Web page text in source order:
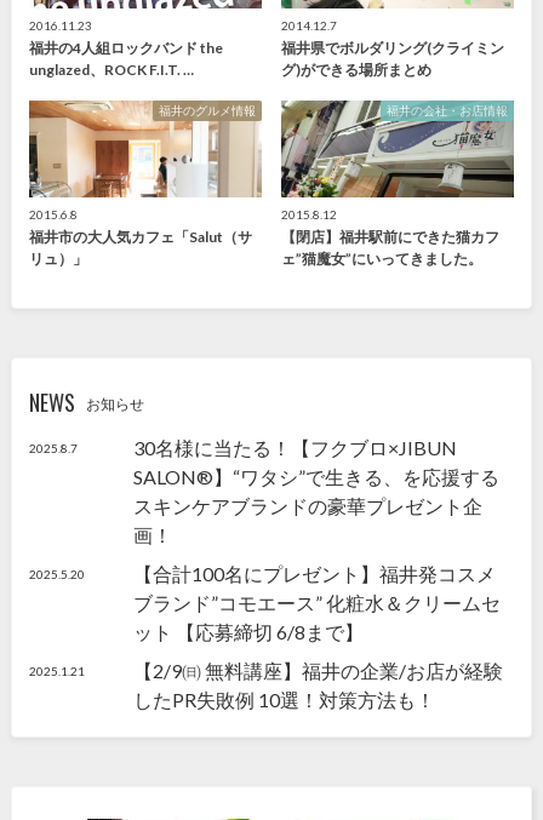
2016.11.23
福井の4人組ロックバンド the
unglazed、ROCK F.I.T. …
2014.12.7
福井県でボルダリング(クライミン
グ)ができる場所まとめ
福井のグルメ情報
2015.6.8
福井市の大人気カフェ「Salut（サ
リュ）」
福井の会社・お店情報
2015.8.12
【閉店】福井駅前にできた猫カフ
ェ”猫魔女”にいってきました。
NEWS お知らせ
2025.8.7
30名様に当たる！【フクブロ×JIBUN
SALON®】“ワタシ”で生きる、を応援する
スキンケアブランドの豪華プレゼント企
画！
2025.5.20
【合計100名にプレゼント】福井発コスメ
ブランド”コモエース” 化粧水＆クリームセ
ット 【応募締切 6/8まで】
2025.1.21
【2/9㈰ 無料講座】福井の企業/お店が経験
したPR失敗例 10選！対策方法も！